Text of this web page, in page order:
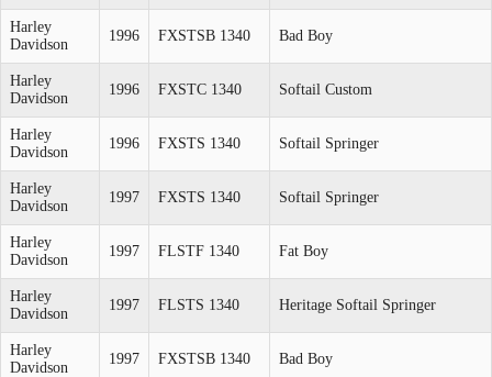
Harley
Davidson
1996 FXSTSB 1340 Bad Boy
Harley
Davidson
1996 FXSTC 1340 Softail Custom
Harley
Davidson
1996 FXSTS 1340 Softail Springer
Harley
Davidson
1997 FXSTS 1340 Softail Springer
Harley
Davidson
1997 FLSTF 1340 Fat Boy
Harley
Davidson
1997 FLSTS 1340 Heritage Softail Springer
Harley
Davidson
1997 FXSTSB 1340 Bad Boy